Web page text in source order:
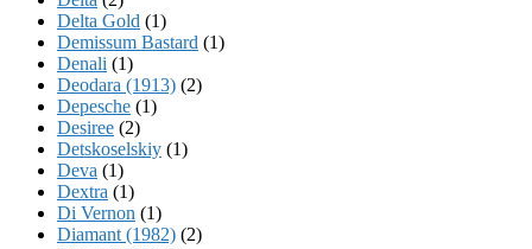
Delta Gold (1)
Demissum Bastard (1)
Denali (1)
Deodara (1913) (2)
Depesche (1)
Desiree (2)
Detskoselskiy (1)
Deva (1)
Dextra (1)
Di Vernon (1)
Diamant (1982) (2)